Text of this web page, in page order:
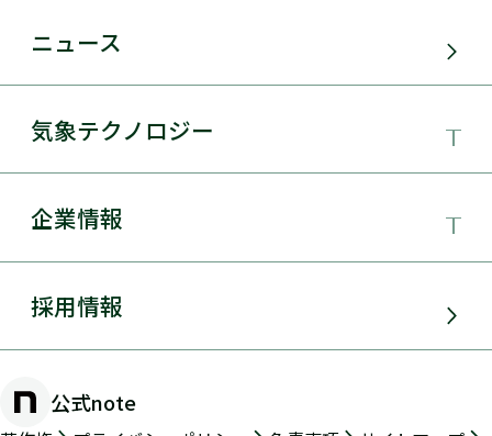
サービス・ソリューション
太陽光発電
環境アセスメント
防災・危機管理・気候変動対策
ニュース
気象テクノロジー
気象テクノロジー
総合数値気象予測システムSYNFOS
物理学的手法とAIを用いた日射量の短時間予測
手法の開発
企業情報
日本気象協会とは
組織概要
沿革
採用情報
公式note